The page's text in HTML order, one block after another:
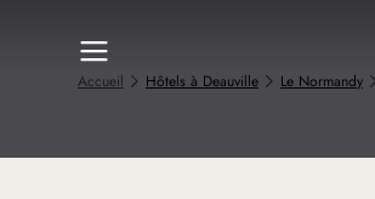
Accueil Hôtels à Deauville Le Normandy